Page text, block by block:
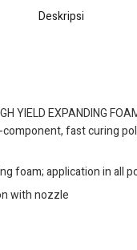
Deskripsi
YIELD EXPANDING
component, fast curing
foam; application in all
with nozzle